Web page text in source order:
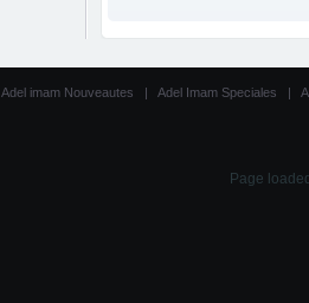
Adel imam Nouveautes | Adel Imam Speciales |
Page